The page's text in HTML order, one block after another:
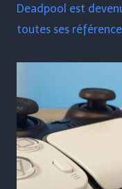
Deadpool est
toutes ses